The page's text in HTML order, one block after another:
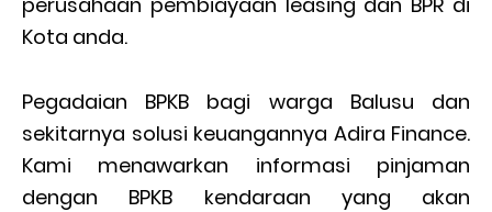
Kota anda.
Pegadaian BPKB bagi warga Balusu dan
sekitarnya solusi keuangannya Adira Finance.
Kami menawarkan informasi pinjaman
dengan BPKB kendaraan yang akan